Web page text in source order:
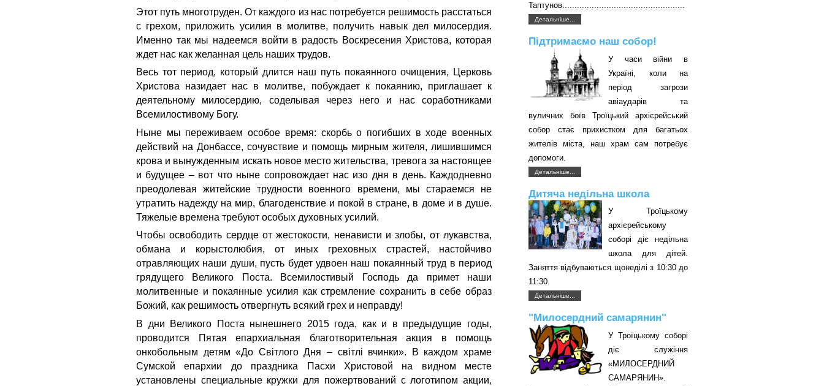
Этот путь многотруден. От каждого из нас потребуется решимость расстаться
с грехом, приложить усилия в молитве, получить навык дел милосердия.
Именно так мы надеемся войти в радость Воскресения Христова, которая
ждет нас как желанная цель наших трудов.
Весь тот период, который длится наш путь покаянного очищения, Церковь
Христова назидает нас в молитве, побуждает к покаянию, приглашает к
деятельному милосердию, соделывая через него и нас соработниками
Всемилостивому Богу.
Ныне мы переживаем особое время: скорбь о погибших в ходе военных
действий на Донбассе, сочувствие и помощь мирным жителя, лишившимся
крова и вынужденным искать новое место жительства, тревога за настоящее
и будущее – вот что ныне сопровождает нас изо дня в день. Каждодневно
преодолевая житейские трудности военного времени, мы стараемся не
утратить надежду на мир, благоденствие и покой в стране, в доме и в душе.
Тяжелые времена требуют особых духовных усилий.
Чтобы освободить сердце от жестокости, ненависти и злобы, от лукавства,
обмана и корыстолюбия, от иных греховных страстей, настойчиво
отравляющих наши души, пусть будет удвоен наш покаянный труд в период
грядущего Великого Поста. Всемилостивый Господь да примет наши
молитвенные и покаянные усилия как стремление сохранить в себе образ
Божий, как решимость отвергнуть всякий грех и неправду!
В дни Великого Поста нынешнего 2015 года, как и в предыдущие годы,
проводится Пятая епархиальная благотворительная акция в помощь
онкобольным детям «До Світлого Дня – світлі вчинки». В каждом храме
Сумской епархии до праздника Пасхи Христовой на видном месте
установлены специальные кружки для пожертвований с логотипом акции,
Таптунов..................................................
Детальніше...
Підтримаємо наш собор!
У часи війни в
Україні, коли на
період загрози
авіаударів та
вуличних боїв Троїцький архієрейський
собор стає прихистком для багатьох
жителів міста, наш храм сам потребує
допомоги.
Детальніше...
Дитяча недільна школа
У Троїцькому
архієрейському
соборі діє недільна
школа для дітей.
Заняття відбуваються щонеділі з 10:30 до
11:30.
Детальніше...
"Милосердний самарянин"
У Троїцькому соборі
діє служіння
«МИЛОСЕРДНИЙ
САМАРЯНИН».